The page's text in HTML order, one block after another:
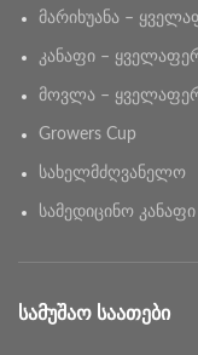
მარიხუანა –
კანაფი –
მოვლა –
Growers Cup
სახელმძღვანელო
სამედიცინო კანაფი
ᲡᲐᲛᲣᲨᲐᲝ ᲡᲐᲐᲗᲔᲑᲘ